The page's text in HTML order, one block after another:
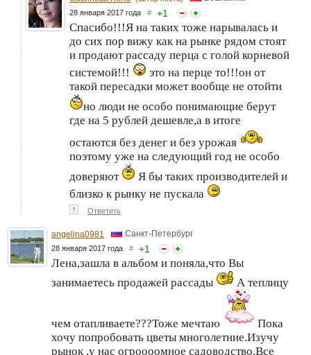
28 января 2017 года # +1
Спасибо!!!Я на таких тоже нарывалась и
до сих пор вижу как на рынке рядом стоят
и продают рассаду перца с голой корневой
системой!!!
это на перце то!!!он от
такой пересадки может вообще не отойти
но люди не особо понимающие берут
где на 5 рублей дешевле,а в итоге
остаются без денег и без урожая
поэтому уже на следующий год не особо
доверяют
Я бы таких производителей и
близко к рынку не пускала
↑ Ответить
angelina0981 Санкт-Петербург
28 января 2017 года # +1
Лена,зашла в альбом и поняла,что Вы
занимаетесь продажей рассады
А теплицу
чем отапливаете???Тоже мечтаю
Пока
хочу попробовать цветы многолетние.Изучу
рынок ,у нас огроооомное садоводство.Все